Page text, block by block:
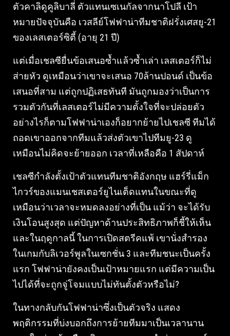
ตัวคาลิดูคูลิบาลี่ ตัวแทนเซเนกัลจากนาโปลี เป้า
หมายปัจจุบันคือ เวสลีย์โฟฟาน่าทีมชาติฝรั่งเศสยู-21
ของเลสเตอร์ซิตี้ (อายุ 21 ปี)
แต่เมื่อเชลซียื่นข้อเสนอซ้ำแล้วซ้ำเล่า เลสเตอร์ก็ไม่
ส่ายหัว ดูเหมือนว่าเขาจะเสนอ 70ล้านปอนด์ เป็นข้อ
เสนอที่สาม แต่ถูกปฏิเสธทันที มันถูกมองว่าเป็นการ
รวมตัวกันที่เลสเตอร์ไม่มีความตั้งใจที่จะปล่อยตัว
อย่างไรก็ตามโฟฟาน่าเองก็อยากย้ายไปเชลซี ทีมได้
ถอดเขาออกจากทีมแล้วส่งตัวเขาไปทีมยู-23 ดู
เหมือนไม่คิดจะย้ายออก เวลาที่เหลือคือ 1 สัปดาห์
เชลซีกำลังตั้งเป้าตัวแทนทีมชาติอังกฤษ แฮร์รี่แม็ก
ไกวร์ของแมนเชสเตอร์ยูไนเต็ดแทนในขณะที่ดู
เหมือนว่าเวลาจะหมดลงอย่างที่เป็น แม้ว่า จะได้รับ
เงินโอนสูงสุด แต่ปัญหาด้านประสิทธิภาพก็ชี้ให้เห็น
และในฤดูกาลนี้ ในการเปิดสตรีคแพ้ เขานั่งสำรอง
ในเกมกับลิเวอร์พูลในเซกชั่น 3 และทีมชนะเป็นครั้ง
แรก โฟฟาน่ายังคงเป็นเป้าหมายแรก แต่มีความเป็น
ไปได้ที่จะถูกจู่โจมแบบไม่ทันตั้งตัวหรือไม่?
ในทางกลับกันโฟฟาน่าซึ่งเป็นตัวจริง แสดง
พฤติกรรมที่บ่งบอกถึงการย้ายทีมมาเป็นเวลานาน